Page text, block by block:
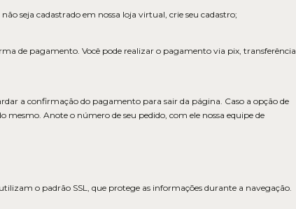
seja cadastrado em nossa loja virtual, crie seu cadastro;
de pagamento. Você pode realizar o pagamento via pix, transferência
a confirmação do pagamento para sair da página. Caso a opção de
Anote o número de seu pedido, com ele nossa equipe de
o padrão SSL, que protege as informações durante a navegação.